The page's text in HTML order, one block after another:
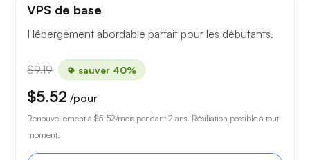
VPS de base
Hébergement abordable parfait pour les débutants.
$9.19 sauver 40%
$5.52 /pour
Renouvellement à $5.52/mois pendant 2 ans. Résiliation possible à tout
moment.